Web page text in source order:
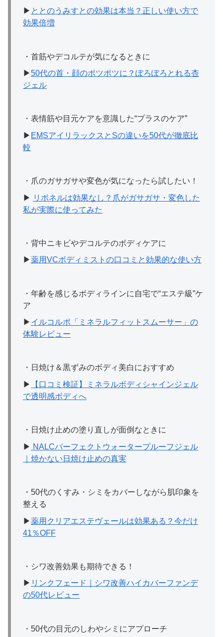
▶ ととのうみすとの効果は本当？正しい使い方で
効果倍増
・首筋やデコルテが気になるときに
▶50代の首・顔のポツポツに？ぽろぽろとれる杏
ジェル
・表情筋や目元ケアを意識した“プラスのケア”
▶ EMSアイリラックスとSの違いを50代が徹底比
較
・爪のガサガサや変色が気になったら試したい！
▶︎ リボネルは効果なし？爪がガサガサ・変色した
私が実際に使ってみた
・背中ニキビやデコルテのボディケアに
▶︎薬用VCボディミストの口コミと効果的な使い方
・年齢を感じるボディラインに自宅で“エステ級”ケ
ア
▶︎ イルコルポ「ミネラルフィットスムーサー」の
体験レビュー
・日焼け＆黒ずみのボディ美白におすすめ
▶︎
【口コミ検証】ミネラルボディシャインジェル
で透明感ボディへ
・日焼け止めの塗り直しが面倒なときに
▶︎ NALCパーフェクトウォータープルーフジェル
｜焼かない日焼け止めの真実
・50代のくすみ・シミをカバーしながら肌印象を
整える
▶︎薬用クリアエステヴェールは効果ある？今だけ
41％OFF
・シワ改善効果も期待できる！
▶︎ リンクフェード｜シワ改善ハイカバーファンデ
の50代レビュー
・50代の目元のしわやシミにアプローチ